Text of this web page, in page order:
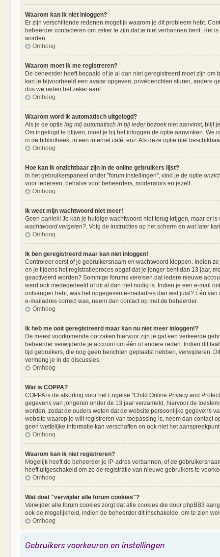
Waarom kan ik niet inloggen?
Er zijn verschillende redenen mogelijk waarom je dit probleem hebt.
beheerder contacteren om zeker te zijn dat je niet verbannen bent. Het
worden.
Omhoog
Waarom moet ik me registreren?
De beheerder heeft bepaald of je al dan niet geregistreerd moet zijn
kan je bijvoorbeeld een avatar opgeven, privéberichten sturen, andere
dus we raden het zeker aan!
Omhoog
Waarom word ik automatisch uitgelogd?
Als je de optie log mij automatisch in bij ieder bezoekniet aanvinkt, blijf
Om ingelogd te blijven, moet je bij het inloggen de optie aanvinken. We
in de bibliotheek, in een internet café, enz. Als deze optie niet
Omhoog
Hoe kan ik onzichtbaar zijn in de online gebruikers lijst?
In het gebruikerspaneel onder "forum instellingen", vind je de optie
voor iedereen, behalve voor beheerders, moderators en jezelf.
Omhoog
Ik weet mijn wachtwoord niet meer!
Geen paniek! Je kan je huidige wachtwoord niet terug krijgen, maar er
wachtwoord vergeten? . Volg de instructies op het scherm en wat later
Omhoog
Ik ben geregistreerd maar kan niet inloggen!
Controleer eerst of je gebruikersnaam en wachtwoord kloppen. Indien
en je tijdens het registratieproces opgaf dat je jonger bent dan 13 jaar,
geactiveerd worden? Sommige forums vereisen dat iedere nieuwe
werd ook medegedeeld of dit al dan niet nodig is. Indien je een e-mail
ontvangen hebt, was het opgegeven e-mailadres dan wel juist? Één
e-mailadres correct was, neem dan contact op met de beheerder.
Omhoog
Ik heb me ooit geregistreerd maar kan nu niet meer inloggen!?
De meest voorkomende oorzaken hiervoor zijn je gaf een verkeerde
beheerder verwijderde je account om één of andere reden. Indien dit
tijd gebruikers, die nog geen berichten geplaatst hebben, verwijderen.
vermeng je in de discussies.
Omhoog
Wat is COPPA?
COPPA is de afkorting voor het Engelse "Child Online Privacy and
gegevens van jongeren onder de 13 jaar verzameld, hiervoor de
worden, zodat de ouders weten dat de website persoonlijke gegevens
website waarop je wilt registreren van toepassing is, neem dan contact
geen wettelijke informatie kan verschaffen en ook niet het
Omhoog
Waarom kan ik niet registreren?
Mogelijk heeft de beheerder je IP-adres verbannen, of de
heeft uitgeschakeld om zo de registratie van nieuwe gebruikers te
Omhoog
Wat doet "verwijder alle forum cookies"?
Verwijder alle forum cookies zorgt dat alle cookies die door phpBB3
ook de mogelijkheid, indien de beheerder dit inschakelde, om te zien
Omhoog
Gebruikers voorkeuren en instellingen